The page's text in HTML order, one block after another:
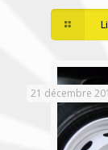
21 décembre